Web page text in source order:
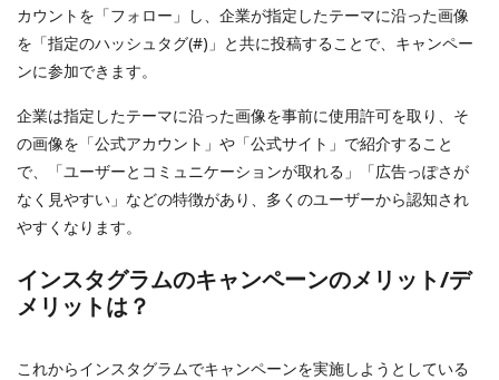
カウントを「フォロー」し、企業が指定したテーマに沿った画像
を「指定のハッシュタグ(#)」と共に投稿することで、キャンペー
ンに参加できます。
企業は指定したテーマに沿った画像を事前に使用許可を取り、そ
の画像を「公式アカウント」や「公式サイト」で紹介すること
で、「ユーザーとコミュニケーションが取れる」「広告っぽさが
なく見やすい」などの特徴があり、多くのユーザーから認知され
やすくなります。
インスタグラムのキャンペーンのメリット/デ
メリットは？
これからインスタグラムでキャンペーンを実施しようとしている